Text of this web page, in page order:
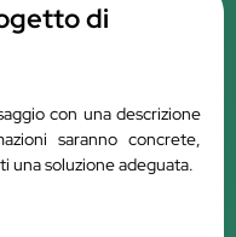
di
con una descrizione
saranno concrete,
una soluzione adeguata.